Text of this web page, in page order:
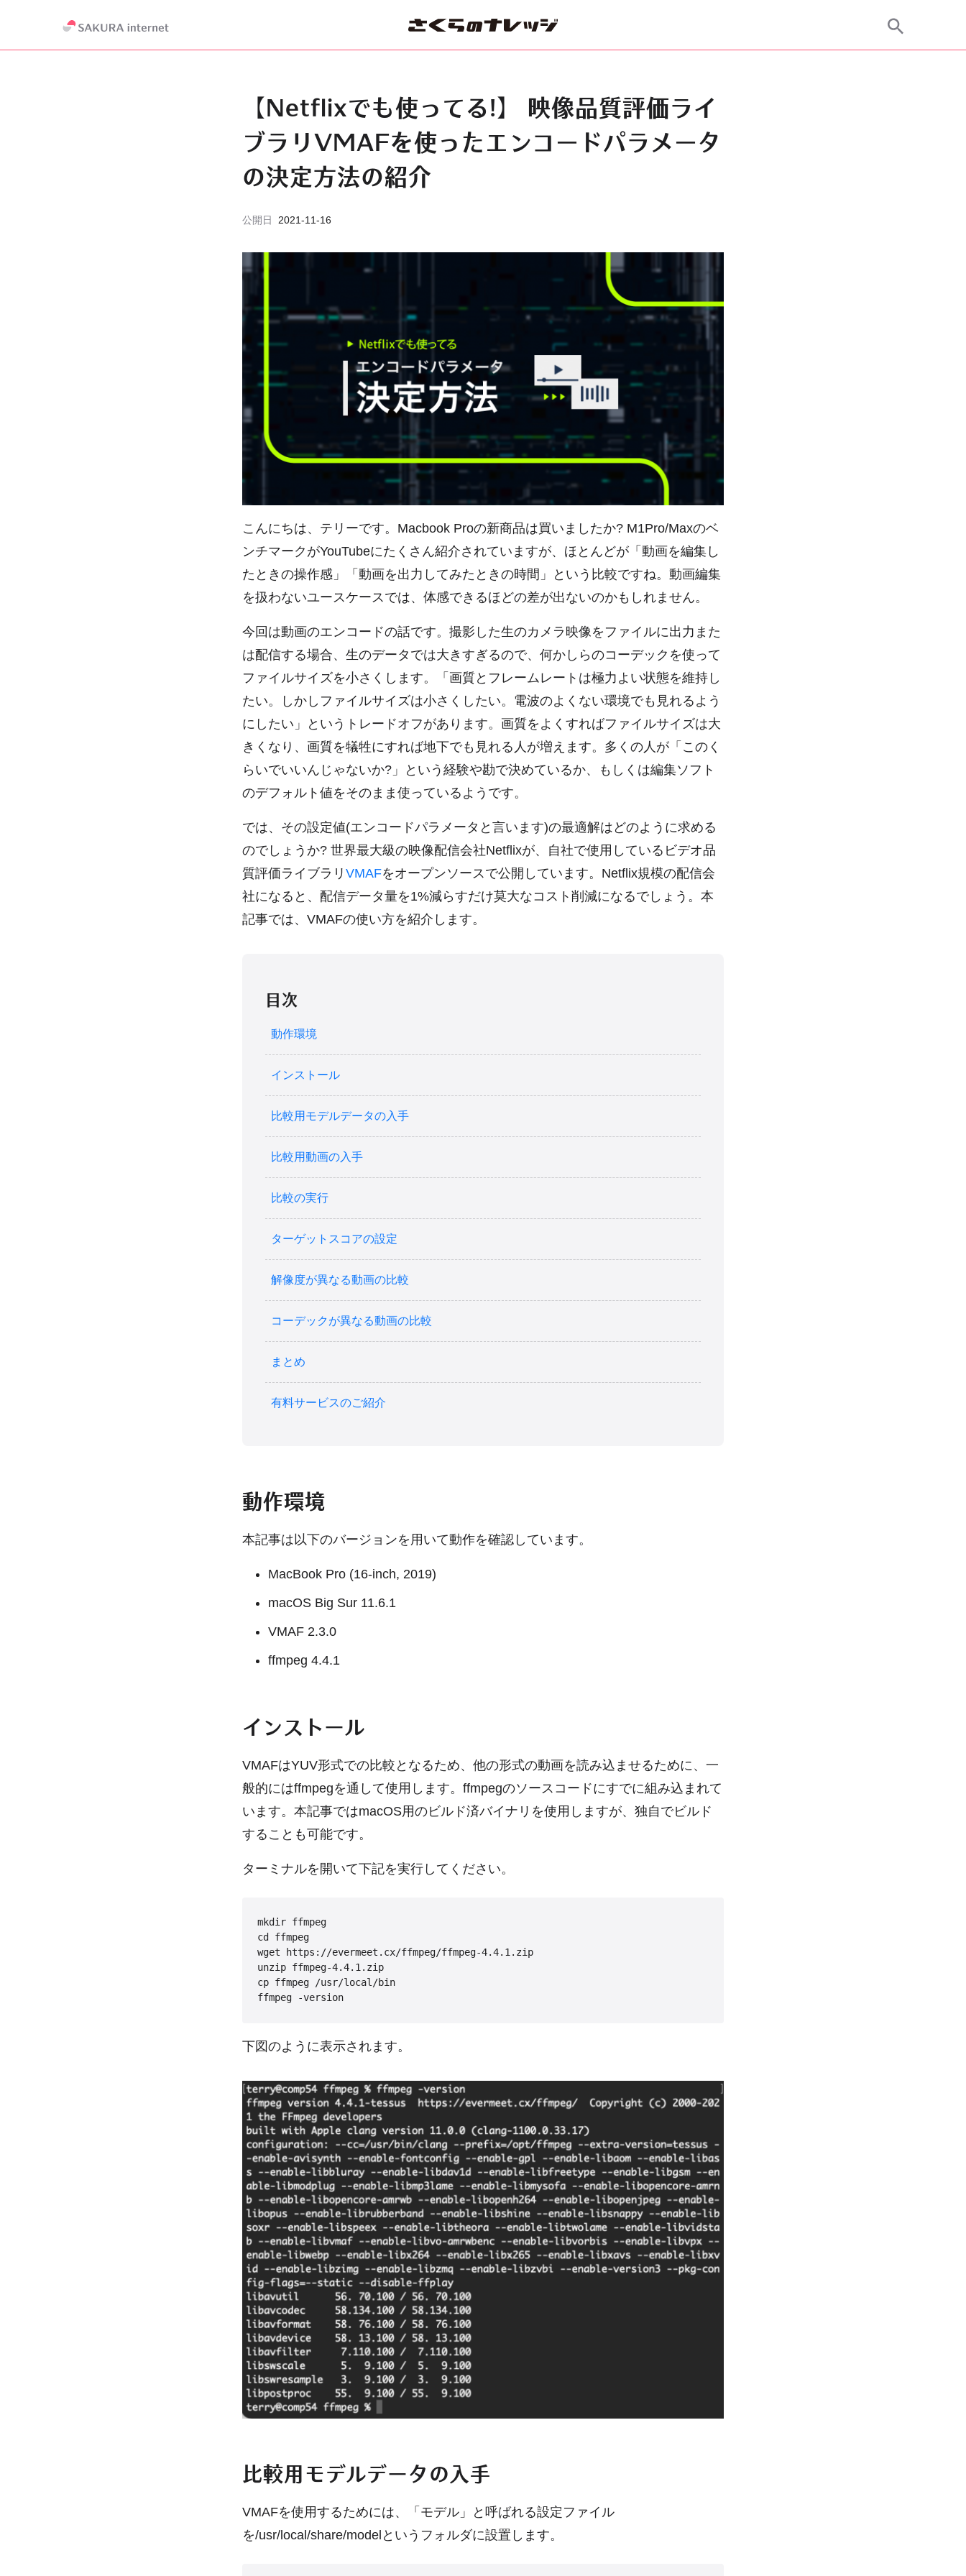
【Netflixでも使ってる!】 映像品質評価ライ
ブラリVMAFを使ったエンコードパラメータ
の決定方法の紹介
公開日 2021-11-16
こんにちは、テリーです。Macbook Proの新商品は買いましたか? M1Pro/Maxのベ
ンチマークがYouTubeにたくさん紹介されていますが、ほとんどが「動画を編集し
たときの操作感」「動画を出力してみたときの時間」という比較ですね。動画編集
を扱わないユースケースでは、体感できるほどの差が出ないのかもしれません。
今回は動画のエンコードの話です。撮影した生のカメラ映像をファイルに出力また
は配信する場合、生のデータでは大きすぎるので、何かしらのコーデックを使って
ファイルサイズを小さくします。「画質とフレームレートは極力よい状態を維持し
たい。しかしファイルサイズは小さくしたい。電波のよくない環境でも見れるよう
にしたい」というトレードオフがあります。画質をよくすればファイルサイズは大
きくなり、画質を犠牲にすれば地下でも見れる人が増えます。多くの人が「このく
らいでいいんじゃないか?」という経験や勘で決めているか、もしくは編集ソフト
のデフォルト値をそのまま使っているようです。
では、その設定値(エンコードパラメータと言います)の最適解はどのように求める
のでしょうか? 世界最大級の映像配信会社Netflixが、自社で使用しているビデオ品
質評価ライブラリ VMAFをオープンソースで公開しています。Netflix規模の配信会
社になると、配信データ量を1%減らすだけ莫大なコスト削減になるでしょう。本
記事では、VMAFの使い方を紹介します。
目次
動作環境
インストール
比較用モデルデータの入手
比較用動画の入手
比較の実行
ターゲットスコアの設定
解像度が異なる動画の比較
コーデックが異なる動画の比較
まとめ
有料サービスのご紹介
動作環境
本記事は以下のバージョンを用いて動作を確認しています。
MacBook Pro (16-inch, 2019)
macOS Big Sur 11.6.1
VMAF 2.3.0
ffmpeg 4.4.1
インストール
VMAFはYUV形式での比較となるため、他の形式の動画を読み込ませるために、一
般的にはffmpegを通して使用します。ffmpegのソースコードにすでに組み込まれて
います。本記事ではmacOS用のビルド済バイナリを使用しますが、独自でビルド
することも可能です。
ターミナルを開いて下記を実行してください。
mkdir ffmpeg
cd ffmpeg
wget https://evermeet.cx/ffmpeg/ffmpeg-4.4.1.zip
unzip ffmpeg-4.4.1.zip
cp ffmpeg /usr/local/bin
下図のように表示されます。
比較用モデルデータの入手
VMAFを使用するためには、「モデル」と呼ばれる設定ファイル
を/usr/local/share/modelというフォルダに設置します。